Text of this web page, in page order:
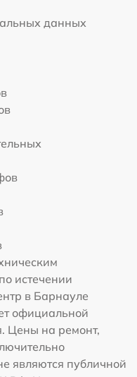
данных
истечении
в Барнауле
официальной
Цены на ремонт,
являются публичной